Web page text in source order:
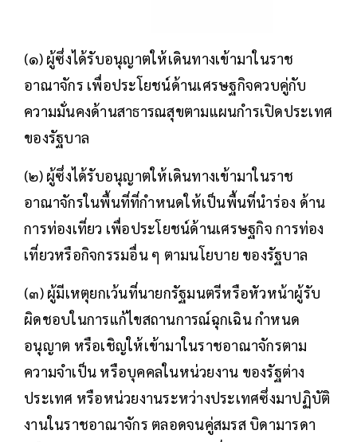
(๑) ผู้ซึ่งได้รับอนุญาตให้เดินทางเข้ามาในราช
อาณาจักร เพื่อประโยชน์ด้านเศรษฐกิจควบคู่กับ
ความมั่นคงด้านสาธารณสุขตามแผนกำรเปิดประเทศ
ของรัฐบาล
(๒) ผู้ซึ่งได้รับอนุญาตให้เดินทางเข้ามาในราช
อาณาจักรในพื้นที่ที่กำหนดให้เป็นพื้นที่นำร่อง ด้าน
การท่องเที่ยว เพื่อประโยชน์ด้านเศรษฐกิจ การท่อง
เที่ยวหรือกิจกรรมอื่น ๆ ตามนโยบาย ของรัฐบาล
(๓) ผู้มีเหตุยกเว้นที่นายกรัฐมนตรีหรือหัวหน้าผู้รับ
ผิดชอบในการแก้ไขสถานการณ์ฉุกเฉิน กำหนด
อนุญาต หรือเชิญให้เข้ามาในราชอาณาจักรตาม
ความจำเป็น หรือบุคคลในหน่วยงาน ของรัฐต่าง
ประเทศ หรือหน่วยงานระหว่างประเทศซึ่งมาปฏิบัติ
งานในราชอาณาจักร ตลอดจนคู่สมรส บิดามารดา